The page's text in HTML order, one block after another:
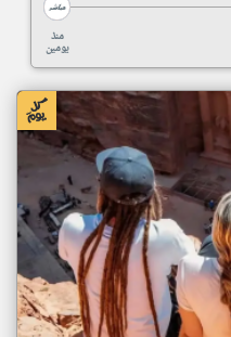
منذ
يومين